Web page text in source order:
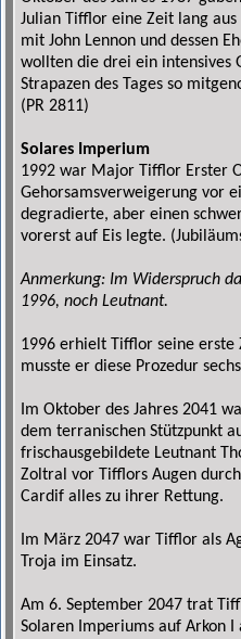
Julian Tifflor eine Zeit lang
mit John Lennon und dessen
wollten die drei ein intensives
Strapazen des Tages so
(PR 2811)
Solares Imperium
1992 war Major Tifflor Erster
Gehorsamsverweigerung vor
degradierte, aber einen
vorerst auf Eis legte.
Anmerkung: Im Widerspruch
1996, noch Leutnant.
1996 erhielt Tifflor seine erste
musste er diese Prozedur
Im Oktober des Jahres 2041
dem terranischen Stützpunkt
frischausgebildete Leutnant
Zoltral vor Tifflors Augen
Cardif alles zu ihrer Rettung.
Im März 2047 war Tifflor als
Troja im Einsatz.
Am 6. September 2047 trat
Solaren Imperiums auf Arkon